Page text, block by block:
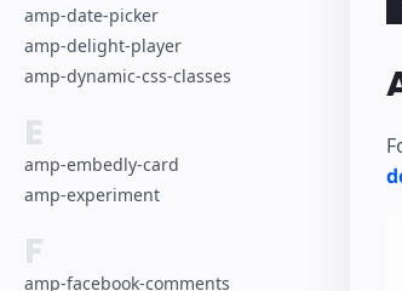
amp-date-picker
amp-delight-player
amp-dynamic-css-classes
E
amp-embedly-card
amp-experiment
F
amp-facebook-comments